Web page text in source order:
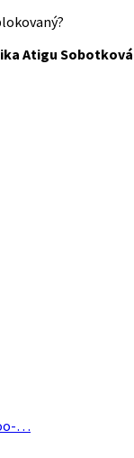
Atigu Sobotková
…